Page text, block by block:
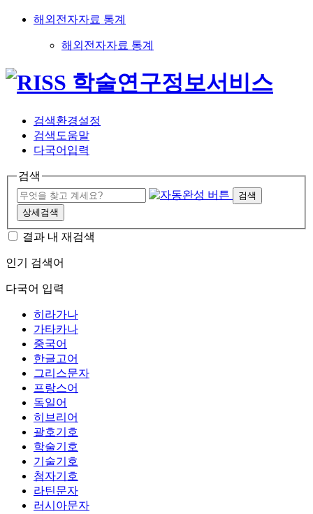
해외전자자료 통계
해외전자자료 통계
검색환경설정
검색도움말
다국어입력
검색
검색
상세검색
결과 내 재검색
인기 검색어
다국어 입력
히라가나
가타카나
중국어
한글고어
그리스문자
프랑스어
독일어
히브리어
괄호기호
학술기호
기술기호
첨자기호
라틴문자
러시아문자